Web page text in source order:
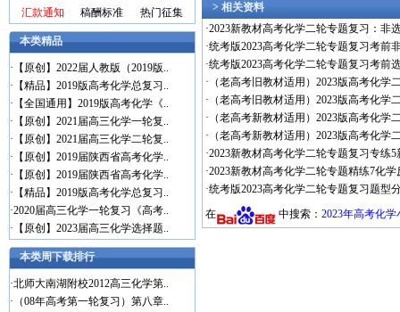
汇款通知
稿酬标准 热门征集
本类精品
· 【原创】2022届人教版（2019版..
· 【精品】2019版高考化学总复习..
· 【全国通用】2019版高考化学《..
· 【原创】2021届高三化学一轮复..
· 【原创】2021届高三化学二轮复..
· 【原创】2019届陕西省高考化学..
· 【原创】2019届陕西省高考化学..
· 【精品】2019版高考化学总复习..
·2020届高三化学一轮复习《高考..
· 【原创】2023届高三化学选择题..
本类周下载排行
·北师大南湖附校2012高三化学第..
· （08年高考第一轮复习）第八章..
> 相关资料
·2023新教材高考化学二轮专题复习：非
·统考版2023高考化学二轮专题复习考前
·统考版2023高考化学二轮专题复习考前
· （老高考旧教材适用）2023版高考化
· （老高考旧教材适用）2023版高考化
· （老高考新教材适用）2023版高考化
· （老高考新教材适用）2023版高考化
·2023新教材高考化学二轮专题复习专练
·2023新教材高考化学二轮专题精练7化
·统考版2023高考化学二轮专题复习题型
在
中搜索： 2023年高考化